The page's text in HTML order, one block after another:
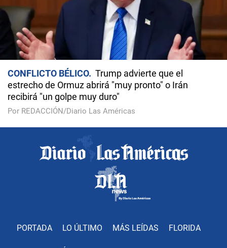
CONFLICTO BÉLICO
Trump advierte que el
estrecho de Ormuz abrirá "muy pronto" o Irán
recibirá "un golpe muy duro"
Por REDACCIÓN/Diario Las Américas
PORTADA LO ÚLTIMO MÁS LEÍDAS FLORIDA